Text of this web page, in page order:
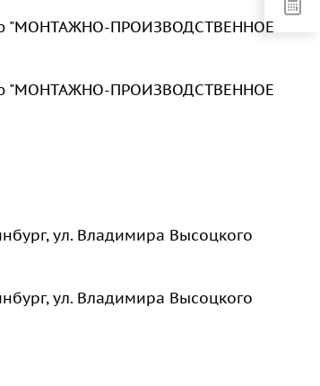
"МОНТАЖНО-ПРОИЗВОДСТВЕННОЕ
"МОНТАЖНО-ПРОИЗВОДСТВЕННОЕ
ул. Владимира Высоцкого
ул. Владимира Высоцкого